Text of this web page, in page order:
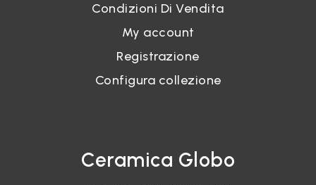
Condizioni Di Vendita
My account
Registrazione
Configura collezione
Ceramica Globo